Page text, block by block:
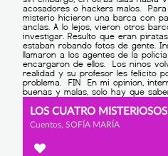
LOS CUATRO MISTERIOSOS
Cuentos, SOFÍA MARÍA